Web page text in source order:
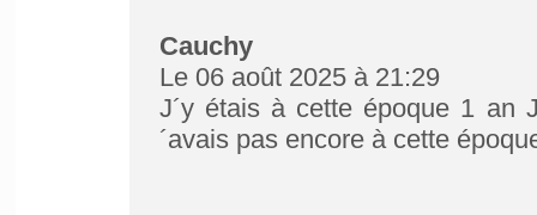
Cauchy
Le 06 août 2025 à 21:29
J´y étais à cette époque 1 an
´avais pas encore à cette